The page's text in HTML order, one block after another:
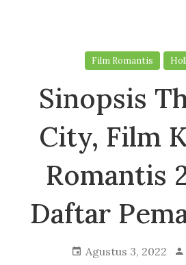
Film Romantis
Sinopsis
City, Film
Romantis
Daftar
Agustus 3, 2022